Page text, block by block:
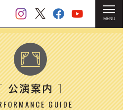
MENU
公演案内］
GUIDE